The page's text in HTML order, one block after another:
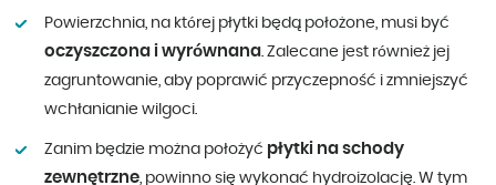
Powierzchnia, na której płytki będą położone, musi być
oczyszczona i wyrównana. Zalecane jest również jej
zagruntowanie, aby poprawić przyczepność i zmniejszyć
wchłanianie wilgoci.
Zanim będzie można położyć płytki na schody
zewnętrzne, powinno się wykonać hydroizolację. W tym